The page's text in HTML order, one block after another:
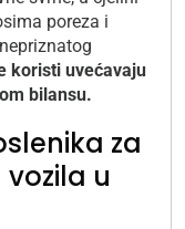
poreza i
koristi uvećavaju
bilansu.
za
u